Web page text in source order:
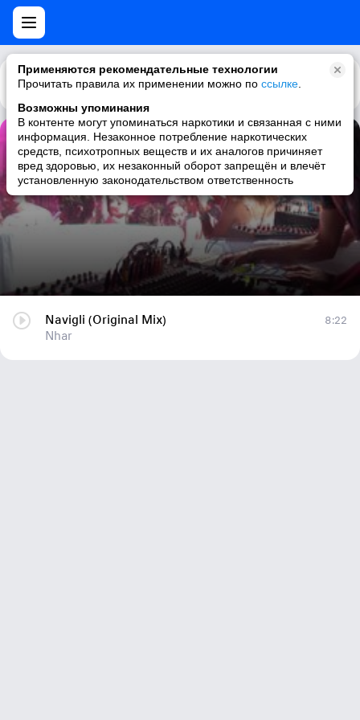
Применяются рекомендательные технологии
Прочитать правила их применении можно по ссылке
Возможны упоминания
В контенте могут упоминаться наркотики и связанная с ними
информация. Незаконное потребление наркотических
средств, психотропных веществ и их аналогов причиняет
вред здоровью, их незаконный оборот запрещён и влечёт
установленную законодательством ответственность
Каталог Рекомендации
Navigli (Original Mix)
Nhar
Navigli (Original Mix)
Nhar
8:22